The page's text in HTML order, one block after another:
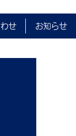
せ お知らせ